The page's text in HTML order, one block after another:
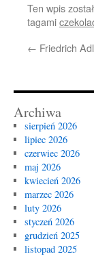
Ten wpis
tagami
← Friedrich
Archiwa
sierpień 2026
lipiec 2026
czerwiec 2026
maj 2026
kwiecień 2026
marzec 2026
luty 2026
styczeń 2026
grudzień 2025
listopad 2025